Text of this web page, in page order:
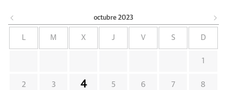
octubre 2023
L M X J V S D
1
2 3 4 5 6 7 8